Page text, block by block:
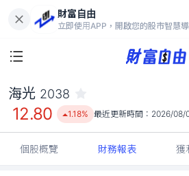
財富自由
立即使用APP，開啟您的股市智慧導
12.80
1.18%
海光 2038
12.80 1.18% 最近更新時間： 2026/08/
個股概覽 財務報表 獲